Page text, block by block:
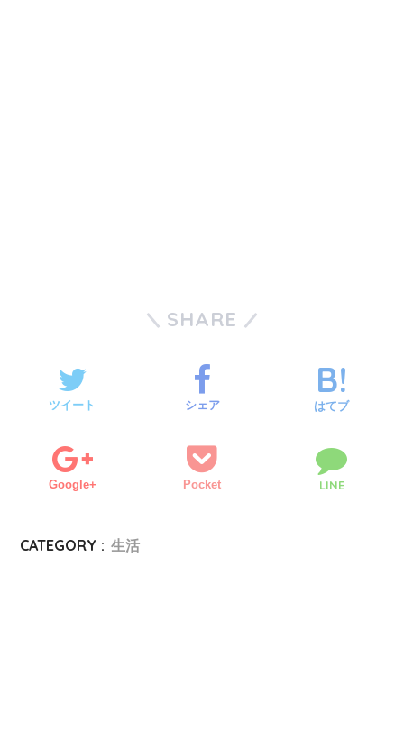
SHARE
ツイート シェア はてブ
Google+ Pocket LINE
CATEGORY : 生活